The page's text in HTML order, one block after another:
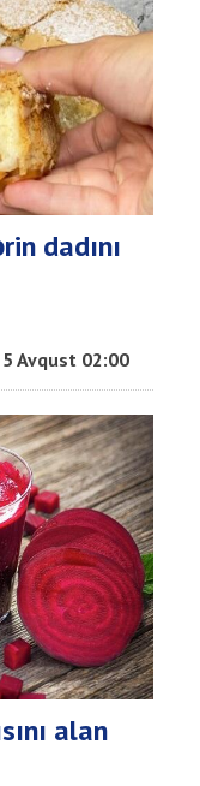
dadını
5 Avqust 02:00
alan